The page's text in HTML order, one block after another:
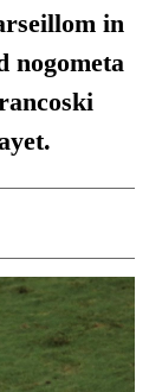
in
nogometa